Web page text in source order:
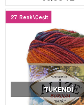
27 Renk\Çeşit
TÜKENDI